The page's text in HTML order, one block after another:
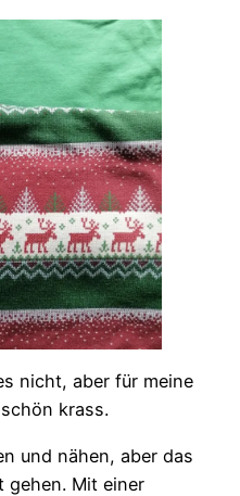
nicht, aber für meine
krass.
und nähen, aber das
gehen. Mit einer